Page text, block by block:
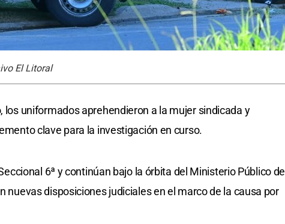
El Litoral
uniformados aprehendieron a la mujer sindicada y
clave para la investigación en curso.
6ª y continúan bajo la órbita del Ministerio Público de
nuevas disposiciones judiciales en el marco de la causa por